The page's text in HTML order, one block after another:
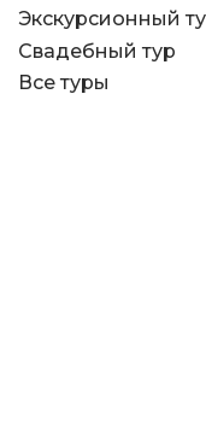
Экскурсионный
Свадебный тур
Все туры